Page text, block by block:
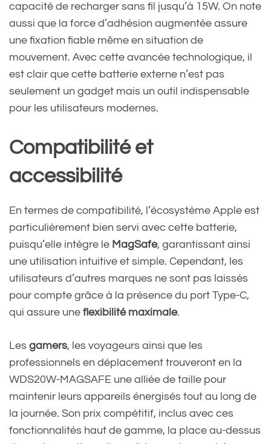
capacité de recharger sans fil jusqu’à 15W. On note
aussi que la force d’adhésion augmentée assure
une fixation fiable même en situation de
mouvement. Avec cette avancée technologique, il
est clair que cette batterie externe n’est pas
seulement un gadget mais un outil indispensable
pour les utilisateurs modernes.
Compatibilité et
accessibilité
En termes de compatibilité, l’écosystème Apple est
particulièrement bien servi avec cette batterie,
puisqu’elle intègre le MagSafe, garantissant ainsi
une utilisation intuitive et simple. Cependant, les
utilisateurs d’autres marques ne sont pas laissés
pour compte grâce à la présence du port Type-C,
qui assure une flexibilité maximale.
Les gamers, les voyageurs ainsi que les
professionnels en déplacement trouveront en la
WDS20W-MAGSAFE une alliée de taille pour
maintenir leurs appareils énergisés tout au long de
la journée. Son prix compétitif, inclus avec ces
fonctionnalités haut de gamme, la place au-dessus